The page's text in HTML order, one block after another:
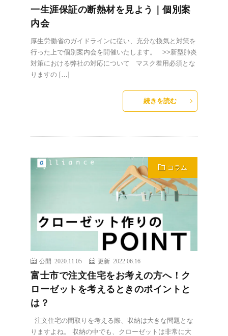
一生涯保証の断熱材を見よう｜個別案
内会
厚生労働省のガイドラインに従い、充分な換気と対策を
行った上で個別案内会を開催いたします。 >>新型肺炎
対策における弊社の対応について マスク着用必須とな
りますの […]
続きを読む
コラム
公開 2020.11.05 更新 2022.06.16
富士市で注文住宅をお考えの方へ！ク
ローゼットを考えるときのポイントと
は？
注文住宅の間取りを考える際、収納は大きな問題とな
りますよね。 収納の中でも、クローゼットは非常に大